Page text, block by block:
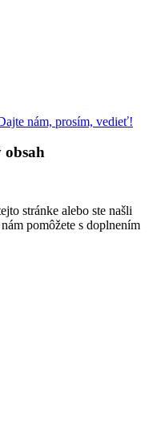
nám, prosím, vedieť!
stránke alebo ste našli
pomôžete s doplnením